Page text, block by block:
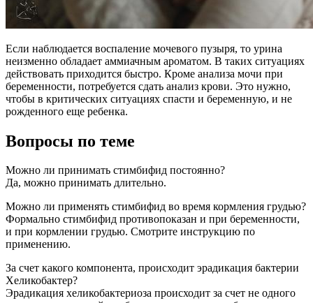
Если наблюдается воспаление мочевого пузыря, то урина
неизменно обладает аммиачным ароматом. В таких ситуациях
действовать приходится быстро. Кроме анализа мочи при
беременности, потребуется сдать анализ крови. Это нужно,
чтобы в критических ситуациях спасти и беременную, и не
рожденного еще ребенка.
Вопросы по теме
Можно ли принимать стимбифид постоянно?
Да, можно принимать длительно.
Можно ли применять стимбифид во время кормления грудью?
Формально стимбифид противопоказан и при беременности,
и при кормлении грудью. Смотрите инструкцию по
применению.
За счет какого компонента, происходит эрадикация бактерии
Хеликобактер?
Эрадикация хеликобактериоза происходит за счет не одного